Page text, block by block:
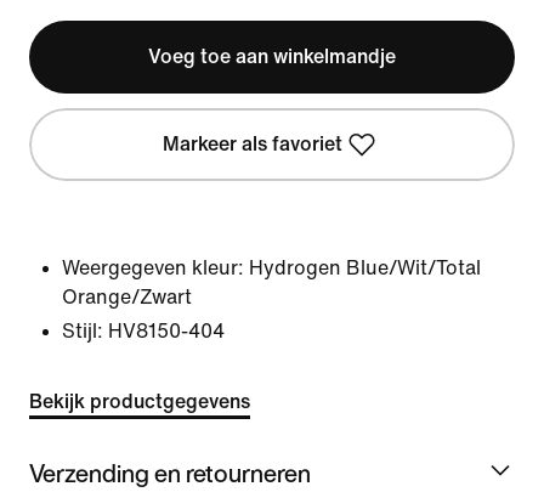
Voeg toe aan winkelmandje
Markeer als favoriet
Weergegeven kleur: Hydrogen Blue/Wit/Total
Orange/Zwart
Stijl: HV8150-404
Bekijk productgegevens
Verzending en retourneren